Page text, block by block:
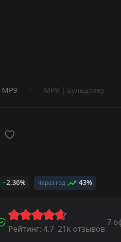
MP9 MP9 | Бульдозер
2.36% Через год 43%
Рейтинг: 4.7 21k отзывов
7